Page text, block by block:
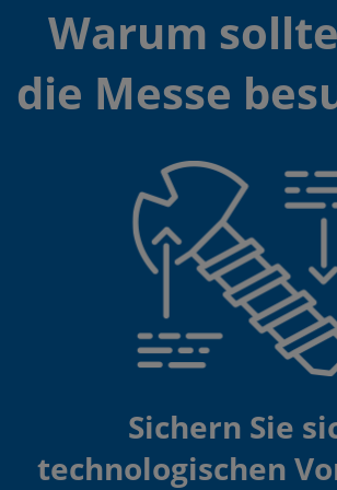
Warum
die Messe
Sichern Sie
technologischen